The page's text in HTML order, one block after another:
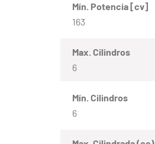
Mín. Potencia [cv]
163
Max. Cilindros
6
Mín. Cilindros
6